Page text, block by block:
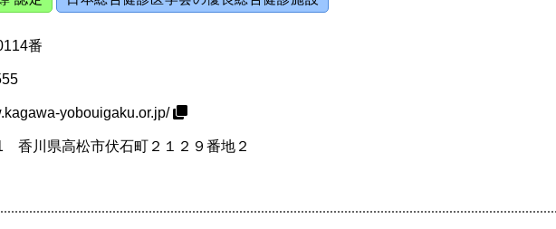
番
yobouigaku.or.jp/
香川県高松市伏石町２１２９番地２